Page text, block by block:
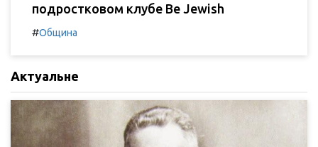
подростковом клубе Be Jewish
#Община
Актуальне